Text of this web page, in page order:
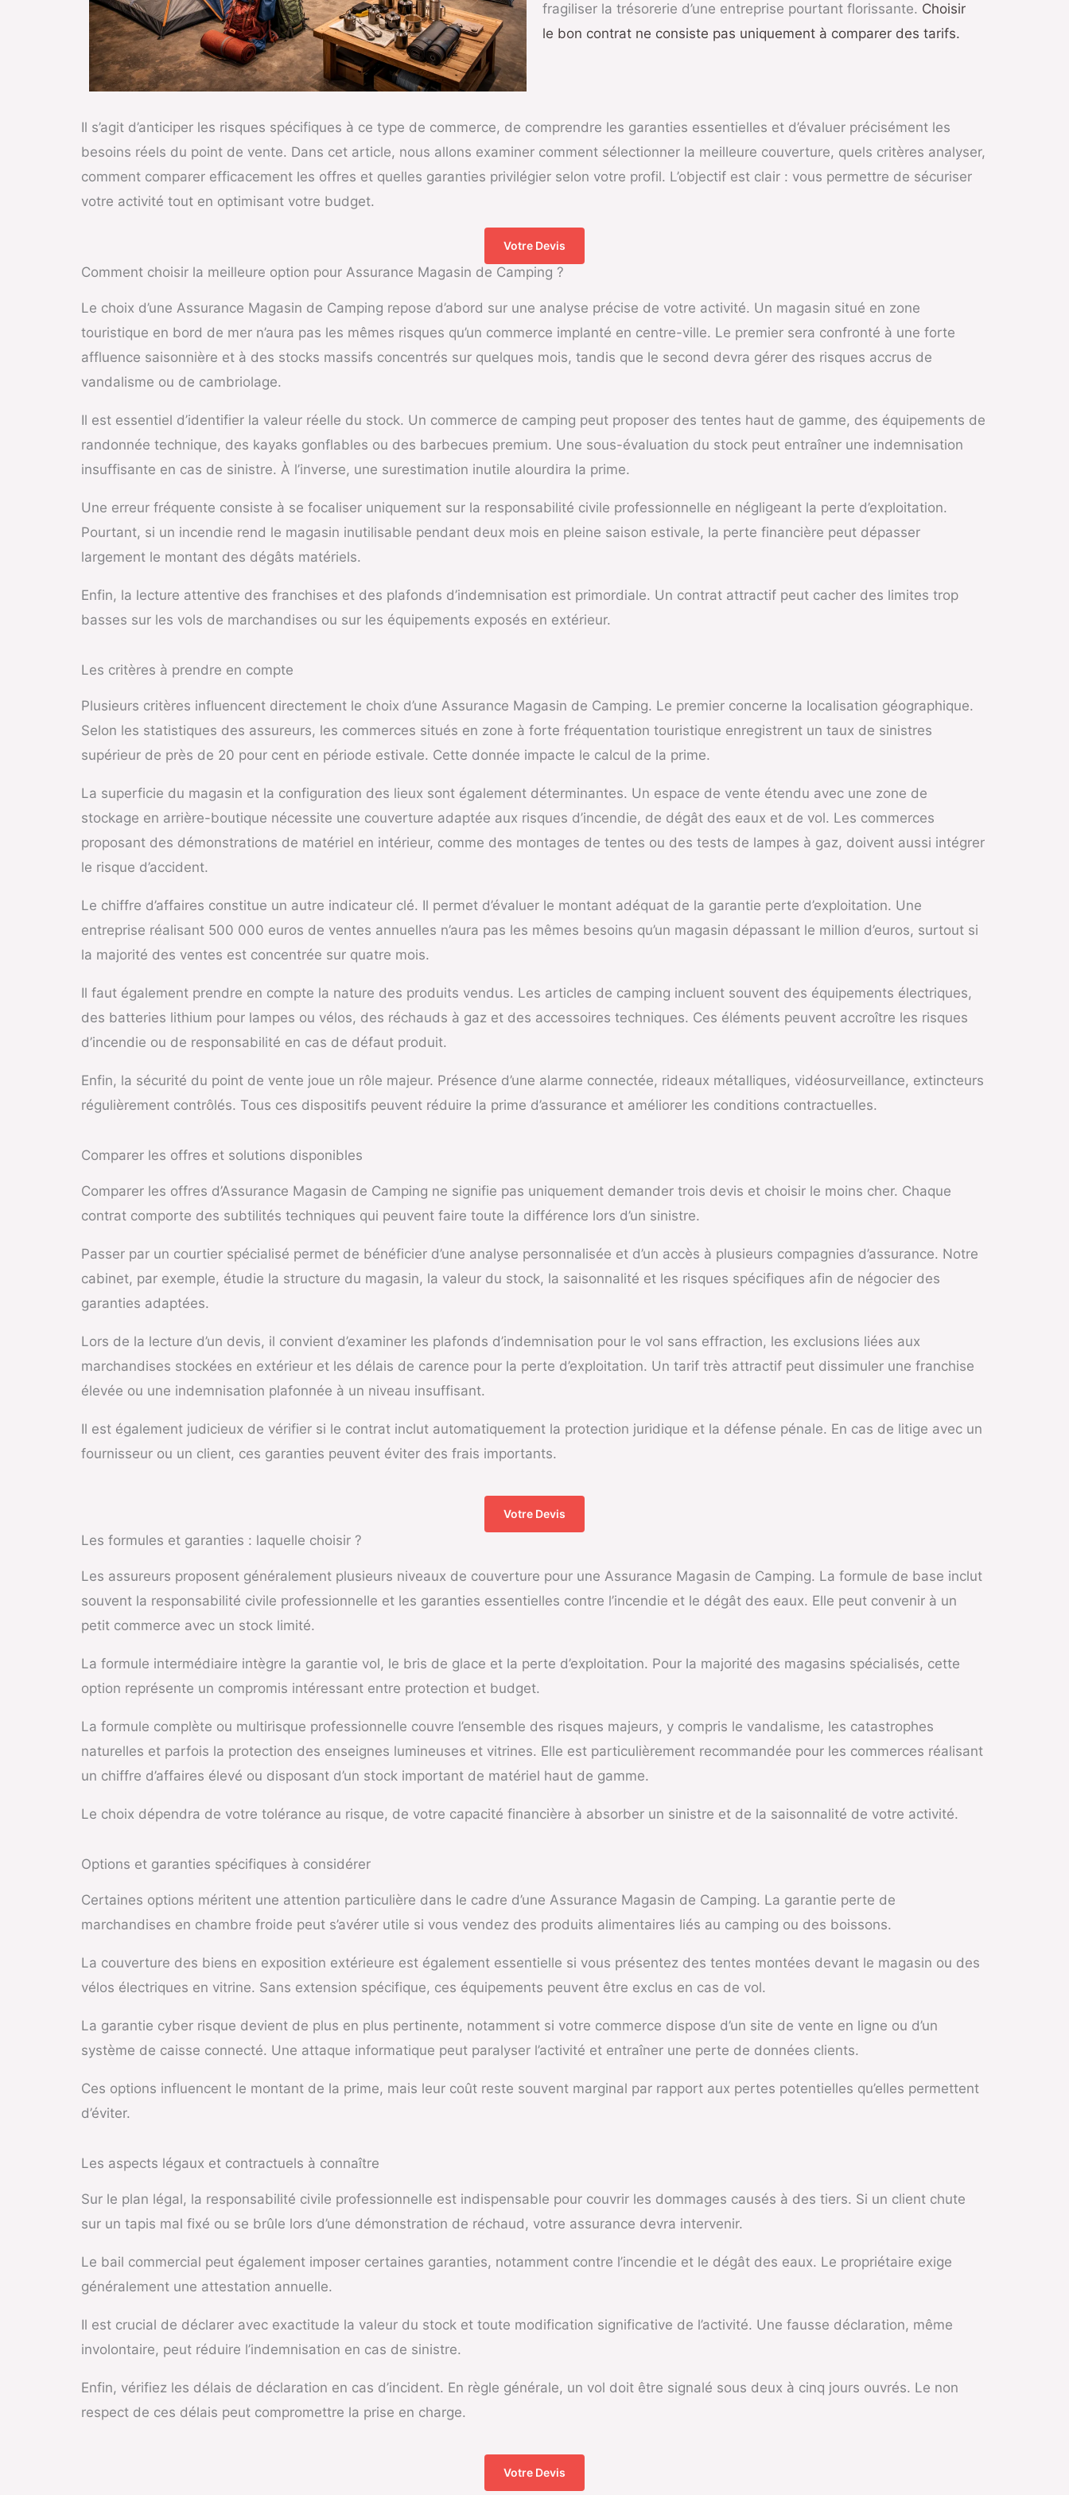
fragiliser la trésorerie d’une entreprise pourtant florissante. Choisir
le bon contrat ne consiste pas uniquement à comparer des tarifs.
Il s’agit d’anticiper les risques spécifiques à ce type de commerce, de comprendre les garanties essentielles et d’évaluer précisément les
besoins réels du point de vente. Dans cet article, nous allons examiner comment sélectionner la meilleure couverture, quels critères analyser,
comment comparer efficacement les offres et quelles garanties privilégier selon votre profil. L’objectif est clair : vous permettre de sécuriser
votre activité tout en optimisant votre budget.
Votre Devis
Comment choisir la meilleure option pour Assurance Magasin de Camping ?
Le choix d’une Assurance Magasin de Camping repose d’abord sur une analyse précise de votre activité. Un magasin situé en zone
touristique en bord de mer n’aura pas les mêmes risques qu’un commerce implanté en centre-ville. Le premier sera confronté à une forte
affluence saisonnière et à des stocks massifs concentrés sur quelques mois, tandis que le second devra gérer des risques accrus de
vandalisme ou de cambriolage.
Il est essentiel d’identifier la valeur réelle du stock. Un commerce de camping peut proposer des tentes haut de gamme, des équipements de
randonnée technique, des kayaks gonflables ou des barbecues premium. Une sous-évaluation du stock peut entraîner une indemnisation
insuffisante en cas de sinistre. À l’inverse, une surestimation inutile alourdira la prime.
Une erreur fréquente consiste à se focaliser uniquement sur la responsabilité civile professionnelle en négligeant la perte d’exploitation.
Pourtant, si un incendie rend le magasin inutilisable pendant deux mois en pleine saison estivale, la perte financière peut dépasser
largement le montant des dégâts matériels.
Enfin, la lecture attentive des franchises et des plafonds d’indemnisation est primordiale. Un contrat attractif peut cacher des limites trop
basses sur les vols de marchandises ou sur les équipements exposés en extérieur.
Les critères à prendre en compte
Plusieurs critères influencent directement le choix d’une Assurance Magasin de Camping. Le premier concerne la localisation géographique.
Selon les statistiques des assureurs, les commerces situés en zone à forte fréquentation touristique enregistrent un taux de sinistres
supérieur de près de 20 pour cent en période estivale. Cette donnée impacte le calcul de la prime.
La superficie du magasin et la configuration des lieux sont également déterminantes. Un espace de vente étendu avec une zone de
stockage en arrière-boutique nécessite une couverture adaptée aux risques d’incendie, de dégât des eaux et de vol. Les commerces
proposant des démonstrations de matériel en intérieur, comme des montages de tentes ou des tests de lampes à gaz, doivent aussi intégrer
le risque d’accident.
Le chiffre d’affaires constitue un autre indicateur clé. Il permet d’évaluer le montant adéquat de la garantie perte d’exploitation. Une
entreprise réalisant 500 000 euros de ventes annuelles n’aura pas les mêmes besoins qu’un magasin dépassant le million d’euros, surtout si
la majorité des ventes est concentrée sur quatre mois.
Il faut également prendre en compte la nature des produits vendus. Les articles de camping incluent souvent des équipements électriques,
des batteries lithium pour lampes ou vélos, des réchauds à gaz et des accessoires techniques. Ces éléments peuvent accroître les risques
d’incendie ou de responsabilité en cas de défaut produit.
Enfin, la sécurité du point de vente joue un rôle majeur. Présence d’une alarme connectée, rideaux métalliques, vidéosurveillance, extincteurs
régulièrement contrôlés. Tous ces dispositifs peuvent réduire la prime d’assurance et améliorer les conditions contractuelles.
Comparer les offres et solutions disponibles
Comparer les offres d’Assurance Magasin de Camping ne signifie pas uniquement demander trois devis et choisir le moins cher. Chaque
contrat comporte des subtilités techniques qui peuvent faire toute la différence lors d’un sinistre.
Passer par un courtier spécialisé permet de bénéficier d’une analyse personnalisée et d’un accès à plusieurs compagnies d’assurance. Notre
cabinet, par exemple, étudie la structure du magasin, la valeur du stock, la saisonnalité et les risques spécifiques afin de négocier des
garanties adaptées.
Lors de la lecture d’un devis, il convient d’examiner les plafonds d’indemnisation pour le vol sans effraction, les exclusions liées aux
marchandises stockées en extérieur et les délais de carence pour la perte d’exploitation. Un tarif très attractif peut dissimuler une franchise
élevée ou une indemnisation plafonnée à un niveau insuffisant.
Il est également judicieux de vérifier si le contrat inclut automatiquement la protection juridique et la défense pénale. En cas de litige avec un
fournisseur ou un client, ces garanties peuvent éviter des frais importants.
Votre Devis
Les formules et garanties : laquelle choisir ?
Les assureurs proposent généralement plusieurs niveaux de couverture pour une Assurance Magasin de Camping. La formule de base inclut
souvent la responsabilité civile professionnelle et les garanties essentielles contre l’incendie et le dégât des eaux. Elle peut convenir à un
petit commerce avec un stock limité.
La formule intermédiaire intègre la garantie vol, le bris de glace et la perte d’exploitation. Pour la majorité des magasins spécialisés, cette
option représente un compromis intéressant entre protection et budget.
La formule complète ou multirisque professionnelle couvre l’ensemble des risques majeurs, y compris le vandalisme, les catastrophes
naturelles et parfois la protection des enseignes lumineuses et vitrines. Elle est particulièrement recommandée pour les commerces réalisant
un chiffre d’affaires élevé ou disposant d’un stock important de matériel haut de gamme.
Le choix dépendra de votre tolérance au risque, de votre capacité financière à absorber un sinistre et de la saisonnalité de votre activité.
Options et garanties spécifiques à considérer
Certaines options méritent une attention particulière dans le cadre d’une Assurance Magasin de Camping. La garantie perte de
marchandises en chambre froide peut s’avérer utile si vous vendez des produits alimentaires liés au camping ou des boissons.
La couverture des biens en exposition extérieure est également essentielle si vous présentez des tentes montées devant le magasin ou des
vélos électriques en vitrine. Sans extension spécifique, ces équipements peuvent être exclus en cas de vol.
La garantie cyber risque devient de plus en plus pertinente, notamment si votre commerce dispose d’un site de vente en ligne ou d’un
système de caisse connecté. Une attaque informatique peut paralyser l’activité et entraîner une perte de données clients.
Ces options influencent le montant de la prime, mais leur coût reste souvent marginal par rapport aux pertes potentielles qu’elles permettent
d’éviter.
Les aspects légaux et contractuels à connaître
Sur le plan légal, la responsabilité civile professionnelle est indispensable pour couvrir les dommages causés à des tiers. Si un client chute
sur un tapis mal fixé ou se brûle lors d’une démonstration de réchaud, votre assurance devra intervenir.
Le bail commercial peut également imposer certaines garanties, notamment contre l’incendie et le dégât des eaux. Le propriétaire exige
généralement une attestation annuelle.
Il est crucial de déclarer avec exactitude la valeur du stock et toute modification significative de l’activité. Une fausse déclaration, même
involontaire, peut réduire l’indemnisation en cas de sinistre.
Enfin, vérifiez les délais de déclaration en cas d’incident. En règle générale, un vol doit être signalé sous deux à cinq jours ouvrés. Le non
respect de ces délais peut compromettre la prise en charge.
Votre Devis